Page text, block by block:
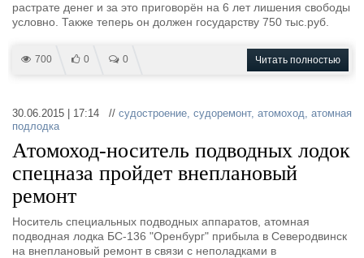
растрате денег и за это приговорён на 6 лет лишения свободы
условно. Также теперь он должен государству 750 тыс.руб.
700 0 0 Читать полностью
30.06.2015 | 17:14 // судостроение, судоремонт, атомоход, атомная
подлодка
Атомоход-носитель подводных лодок
спецназа пройдет внеплановый
ремонт
Носитель специальных подводных аппаратов, атомная
подводная лодка БС-136 "Оренбург" прибыла в Северодвинск
на внеплановый ремонт в связи с неполадками в